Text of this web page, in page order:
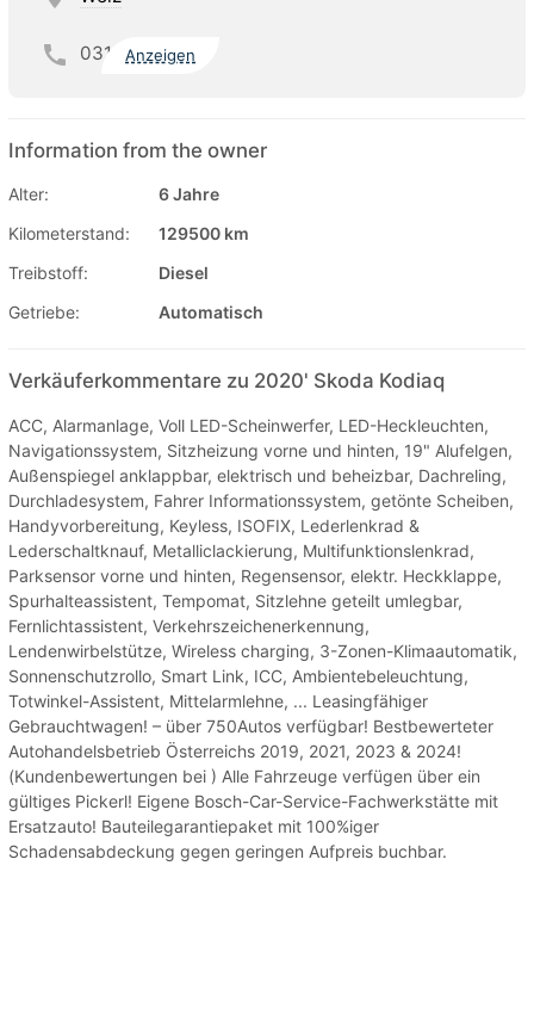
031 Anzeigen
Information from the owner
Alter:
6 Jahre
Kilometerstand:
129500 km
Treibstoff:
Diesel
Getriebe:
Automatisch
Verkäuferkommentare zu 2020' Skoda Kodiaq
ACC, Alarmanlage, Voll LED-Scheinwerfer, LED-Heckleuchten,
Navigationssystem, Sitzheizung vorne und hinten, 19" Alufelgen,
Außenspiegel anklappbar, elektrisch und beheizbar, Dachreling,
Durchladesystem, Fahrer Informationssystem, getönte Scheiben,
Handyvorbereitung, Keyless, ISOFIX, Lederlenkrad &
Lederschaltknauf, Metalliclackierung, Multifunktionslenkrad,
Parksensor vorne und hinten, Regensensor, elektr. Heckklappe,
Spurhalteassistent, Tempomat, Sitzlehne geteilt umlegbar,
Fernlichtassistent, Verkehrszeichenerkennung,
Lendenwirbelstütze, Wireless charging, 3-Zonen-Klimaautomatik,
Sonnenschutzrollo, Smart Link, ICC, Ambientebeleuchtung,
Totwinkel-Assistent, Mittelarmlehne, ... Leasingfähiger
Gebrauchtwagen! – über 750Autos verfügbar! Bestbewerteter
Autohandelsbetrieb Österreichs 2019, 2021, 2023 & 2024!
(Kundenbewertungen bei ) Alle Fahrzeuge verfügen über ein
gültiges Pickerl! Eigene Bosch-Car-Service-Fachwerkstätte mit
Ersatzauto! Bauteilegarantiepaket mit 100%iger
Schadensabdeckung gegen geringen Aufpreis buchbar.